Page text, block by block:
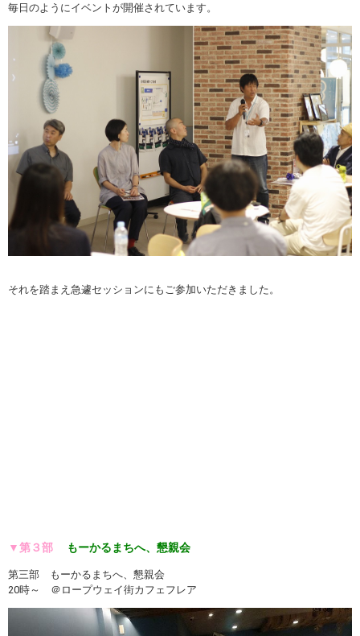
毎日のようにイベントが開催されています。
それを踏まえ急遽セッションにもご参加いただきました。
▼第３部 もーかるまちへ、懇親会
第三部 もーかるまちへ、懇親会
20時～ ＠ロープウェイ街カフェフレア